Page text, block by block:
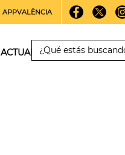
APPVALÈNCIA
ACTUALIDAD